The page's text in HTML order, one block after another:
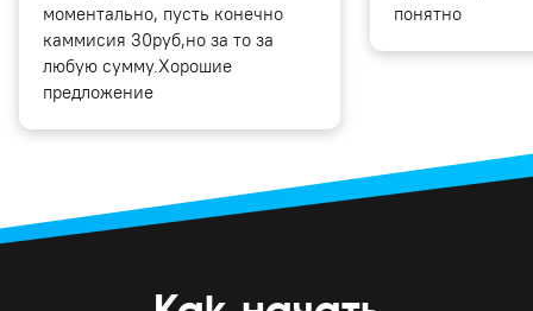
моментально, пусть конечно
каммисия 30руб,но за то за
любую сумму.Хорошие
предложение
понятно